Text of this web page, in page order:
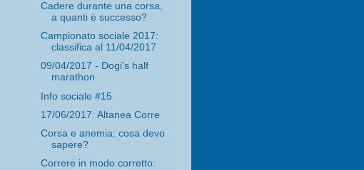
Cadere durante una corsa,
a quanti è successo?
Campionato sociale 2017:
classifica al 11/04/2017
09/04/2017 - Dogi's half
marathon
Info sociale #15
17/06/2017: Altanea Corre
Corsa e anemia: cosa devo
sapere?
Correre in modo corretto: